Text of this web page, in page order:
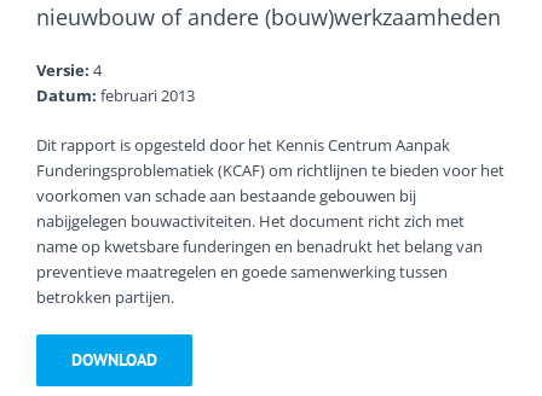
nieuwbouw of andere (bouw)werkzaamheden
Versie: 4
Datum: februari 2013
Dit rapport is opgesteld door het Kennis Centrum Aanpak
Funderingsproblematiek (KCAF) om richtlijnen te bieden voor het
voorkomen van schade aan bestaande gebouwen bij
nabijgelegen bouwactiviteiten. Het document richt zich met
name op kwetsbare funderingen en benadrukt het belang van
preventieve maatregelen en goede samenwerking tussen
betrokken partijen.
DOWNLOAD